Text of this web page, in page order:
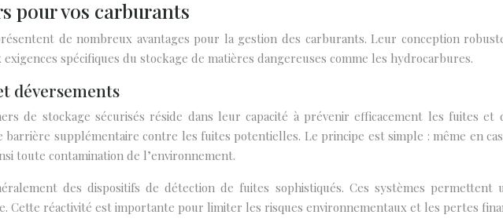
pour vos carburants
de nombreux avantages pour la gestion des carburants. Leur conception
spécifiques du stockage de matières dangereuses comme les hydrocarbures.
déversements
de stockage sécurisés réside dans leur capacité à prévenir efficacement les fuites et
supplémentaire contre les fuites potentielles. Le principe est simple : même en
toute contamination de l’environnement.
des dispositifs de détection de fuites sophistiqués. Ces systèmes permettent
Cette réactivité est importante pour limiter les risques environnementaux et les pertes